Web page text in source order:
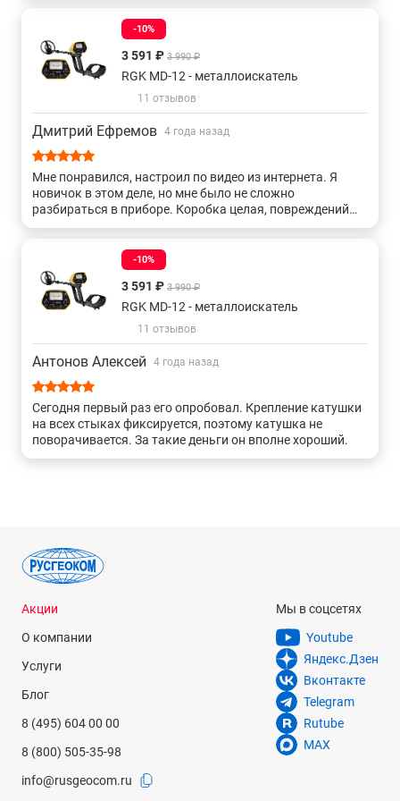
Недорогие с хорошей глубиной поиска
Глубинные металлоискатель для поиска золота
Подводные для поиска золота
С влагозащищенной катушкой
-10%
3 591 ₽ 3 990 ₽
RGK MD-12 - металлоискатель
11 отзывов
Дмитрий Ефремов 4 года назад
Мне понравился, настроил по видео из интернета. Я
новичок в этом деле, но мне было не сложно
разбираться в приборе. Коробка целая, повреждений
нет. Собирается быстро и без инструкции понятно что и
работает. Первая находка кольцо из дюрали, тонкое
как для сантехники или типо того.
-10%
3 591 ₽ 3 990 ₽
RGK MD-12 - металлоискатель
11 отзывов
Антонов Алексей 4 года назад
Сегодня первый раз его опробовал. Крепление катушки
на всех стыках фиксируется, поэтому катушка не
поворачивается. За такие деньги он вполне хороший.
Акции
О компании
Услуги
Блог
8 (495) 604 00 00
8 (800) 505-35-98
info@rusgeocom.ru
Мы в соцсетях
Youtube
Яндекс.Дзен
Вконтакте
Telegram
Rutube
MAX